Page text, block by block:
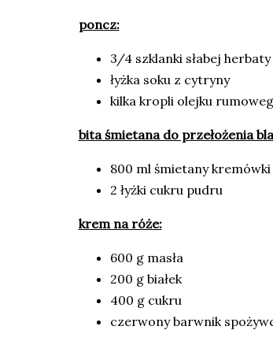
poncz:
3/4 szklanki słabej herbaty
łyżka soku z cytryny
kilka kropli olejku
bita śmietana do przełożenia
800 ml śmietany kremówki
2 łyżki cukru pudru
krem na róże:
600 g masła
200 g białek
400 g cukru
czerwony barwnik